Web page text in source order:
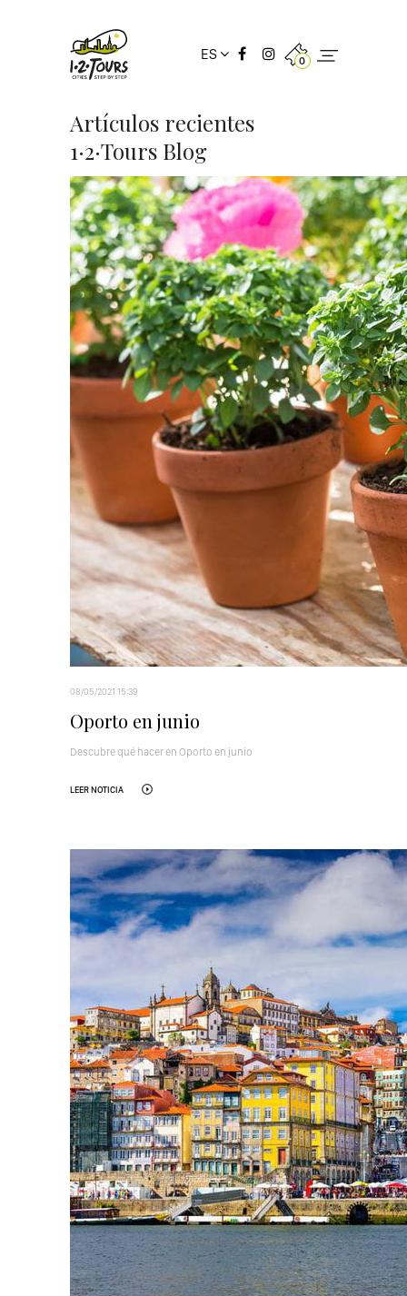
ES 0
Artículos recientes
1·2·Tours Blog
08/05/2021 15:39
Oporto en junio
Descubre qué hacer en Oporto en junio
LEER NOTICIA